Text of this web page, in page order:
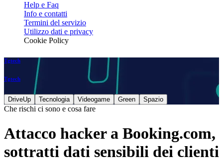
Help e Faq
Info e contatti
Termini del servizio
Utilizzo dati e privacy
Cookie Policy
Tgtech
Tgtech
DriveUp Tecnologia Videogame Green Spazio
Che rischi ci sono e cosa fare
Attacco hacker a Booking.com,
sottratti dati sensibili dei clienti